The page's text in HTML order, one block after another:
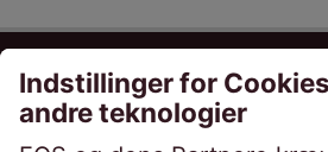
EOS Danmark A/S